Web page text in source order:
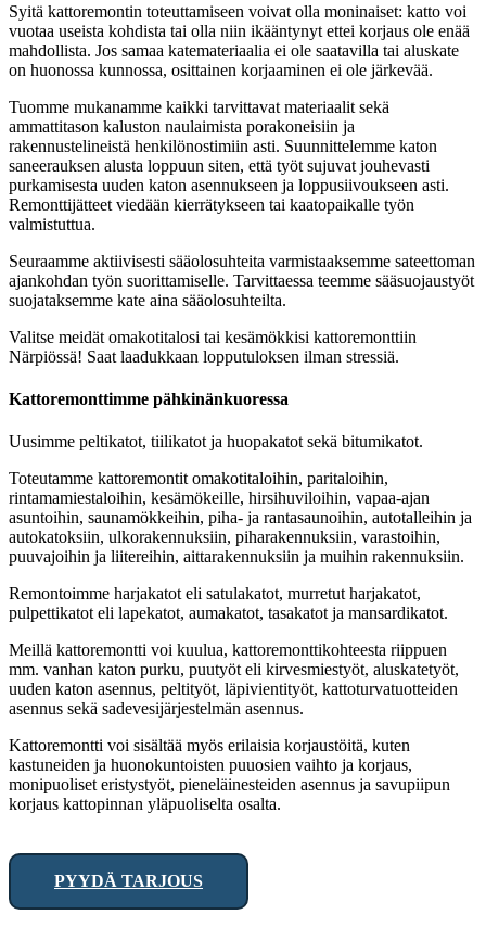
Syitä kattoremontin toteuttamiseen voivat olla moninaiset: katto voi
vuotaa useista kohdista tai olla niin ikääntynyt ettei korjaus ole enää
mahdollista. Jos samaa katemateriaalia ei ole saatavilla tai aluskate
on huonossa kunnossa, osittainen korjaaminen ei ole järkevää.
Tuomme mukanamme kaikki tarvittavat materiaalit sekä
ammattitason kaluston naulaimista porakoneisiin ja
rakennustelineistä henkilönostimiin asti. Suunnittelemme katon
saneerauksen alusta loppuun siten, että työt sujuvat jouhevasti
purkamisesta uuden katon asennukseen ja loppusiivoukseen asti.
Remonttijätteet viedään kierrätykseen tai kaatopaikalle työn
valmistuttua.
Seuraamme aktiivisesti sääolosuhteita varmistaaksemme sateettoman
ajankohdan työn suorittamiselle. Tarvittaessa teemme sääsuojaustyöt
suojataksemme kate aina sääolosuhteilta.
Valitse meidät omakotitalosi tai kesämökkisi kattoremonttiin
Närpiössä! Saat laadukkaan lopputuloksen ilman stressiä.
Kattoremonttimme pähkinänkuoressa
Uusimme peltikatot, tiilikatot ja huopakatot sekä bitumikatot.
Toteutamme kattoremontit omakotitaloihin, paritaloihin,
rintamamiestaloihin, kesämökeille, hirsihuviloihin, vapaa-ajan
asuntoihin, saunamökkeihin, piha- ja rantasaunoihin, autotalleihin ja
autokatoksiin, ulkorakennuksiin, piharakennuksiin, varastoihin,
puuvajoihin ja liitereihin, aittarakennuksiin ja muihin rakennuksiin.
Remontoimme harjakatot eli satulakatot, murretut harjakatot,
pulpettikatot eli lapekatot, aumakatot, tasakatot ja mansardikatot.
Meillä kattoremontti voi kuulua, kattoremonttikohteesta riippuen
mm. vanhan katon purku, puutyöt eli kirvesmiestyöt, aluskatetyöt,
uuden katon asennus, peltityöt, läpivientityöt, kattoturvatuotteiden
asennus sekä sadevesijärjestelmän asennus.
Kattoremontti voi sisältää myös erilaisia korjaustöitä, kuten
kastuneiden ja huonokuntoisten puuosien vaihto ja korjaus,
monipuoliset eristystyöt, pieneläinesteiden asennus ja savupiipun
korjaus kattopinnan yläpuoliselta osalta.
PYYDÄ TARJOUS